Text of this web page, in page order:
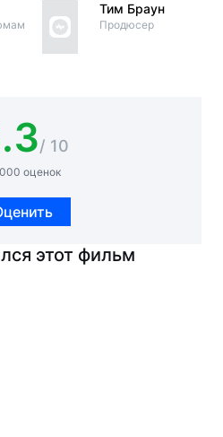
Тим Браун
Продюсер
/ 10
оценок
этот фильм